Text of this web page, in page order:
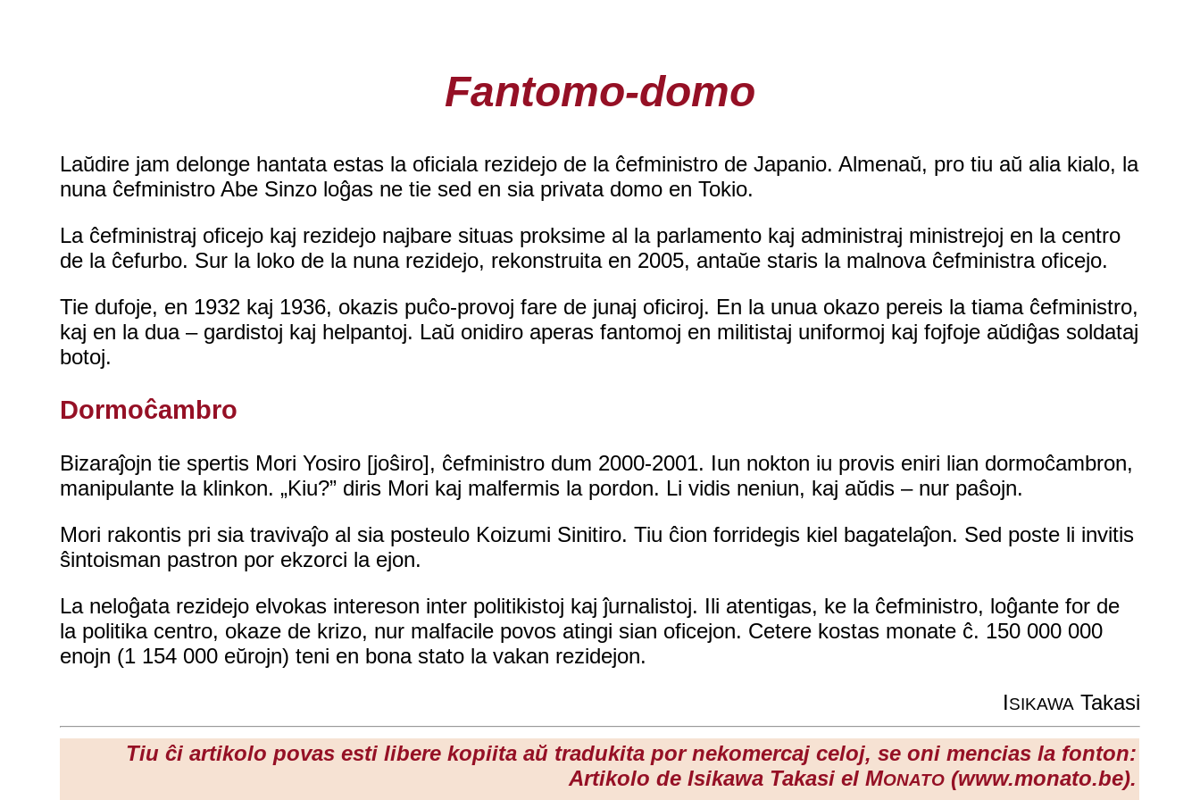
Fantomo-domo
Laŭdire jam delonge hantata estas la oficiala rezidejo de la ĉefministro de Japanio. Almenaŭ, pro tiu aŭ alia kialo, la
nuna ĉefministro Abe Sinzo loĝas ne tie sed en sia privata domo en Tokio.
La ĉefministraj oficejo kaj rezidejo najbare situas proksime al la parlamento kaj administraj ministrejoj en la centro
de la ĉefurbo. Sur la loko de la nuna rezidejo, rekonstruita en 2005, antaŭe staris la malnova ĉefministra oficejo.
Tie dufoje, en 1932 kaj 1936, okazis puĉo-provoj fare de junaj oficiroj. En la unua okazo pereis la tiama ĉefministro,
kaj en la dua – gardistoj kaj helpantoj. Laŭ onidiro aperas fantomoj en militistaj uniformoj kaj fojfoje aŭdiĝas soldataj
botoj.
Dormoĉambro
Bizaraĵojn tie spertis Mori Yosiro [joŝiro], ĉefministro dum 2000-2001. Iun nokton iu provis eniri lian dormoĉambron,
manipulante la klinkon. „Kiu?” diris Mori kaj malfermis la pordon. Li vidis neniun, kaj aŭdis – nur paŝojn.
Mori rakontis pri sia travivaĵo al sia posteulo Koizumi Sinitiro. Tiu ĉion forridegis kiel bagatelaĵon. Sed poste li invitis
ŝintoisman pastron por ekzorci la ejon.
La neloĝata rezidejo elvokas intereson inter politikistoj kaj ĵurnalistoj. Ili atentigas, ke la ĉefministro, loĝante for de
la politika centro, okaze de krizo, nur malfacile povos atingi sian oficejon. Cetere kostas monate ĉ. 150 000 000
enojn (1 154 000 eŭrojn) teni en bona stato la vakan rezidejon.
ISIKAWA Takasi
Tiu ĉi artikolo povas esti libere kopiita aŭ tradukita por nekomercaj celoj, se oni mencias la fonton:
Artikolo de Isikawa Takasi el MONATO (www.monato.be).